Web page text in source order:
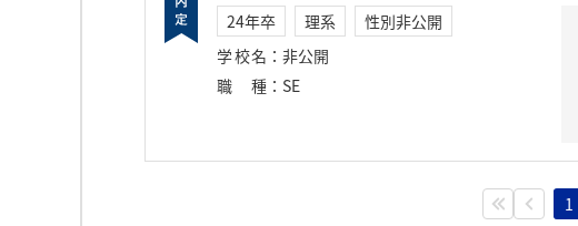
24年卒 理系
性別非公開
学校名 ： 非公開
職種 ： SE
1